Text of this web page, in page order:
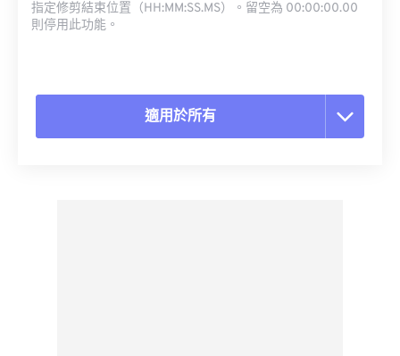
指定修剪結束位置（HH:MM:SS.MS）。留空為 00:00:00.00
則停用此功能。
適用於所有